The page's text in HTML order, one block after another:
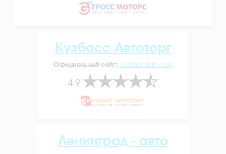
Кузбасс Автоторг
Официальный сайт: kuzbass-auto.com
4.9
Ленинград - авто